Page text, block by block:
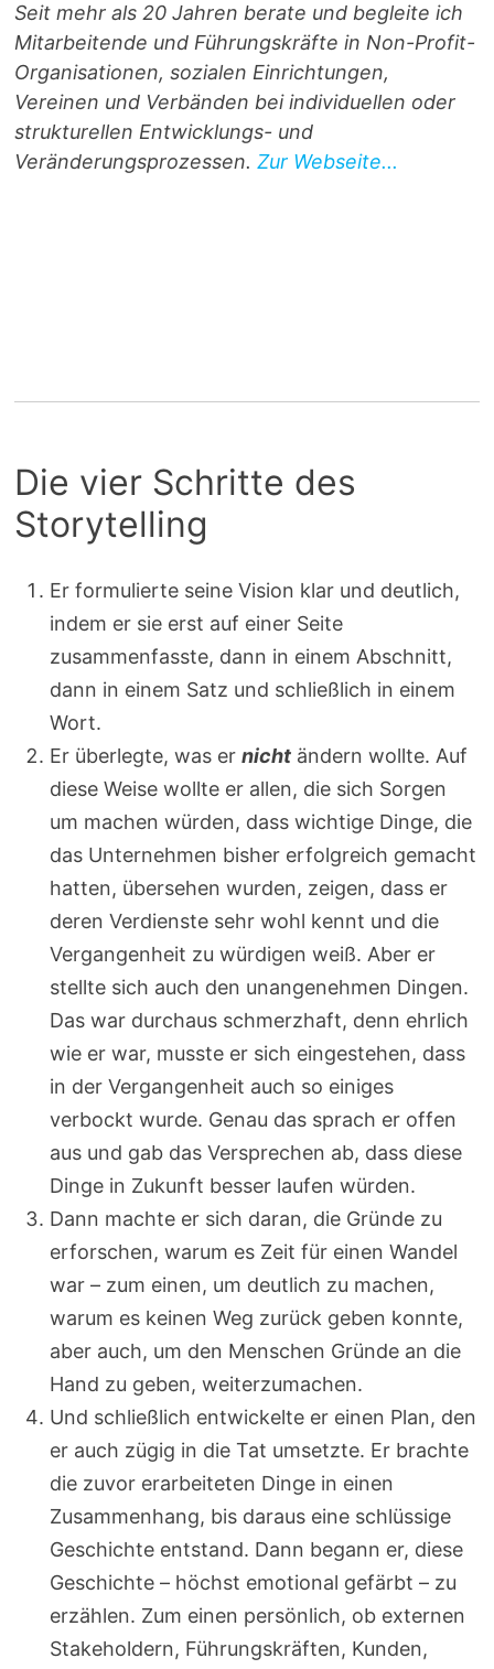
Seit mehr als 20 Jahren berate und begleite ich
Mitarbeitende und Führungskräfte in Non-Profit-
Organisationen, sozialen Einrichtungen,
Vereinen und Verbänden bei individuellen oder
strukturellen Entwicklungs- und
Veränderungsprozessen.Zur Webseite...
Die vier Schritte des
Storytelling
Er formulierte seine Vision klar und deutlich,
indem er sie erst auf einer Seite
zusammenfasste, dann in einem Abschnitt,
dann in einem Satz und schließlich in einem
Wort.
Er überlegte, was ernicht ändern wollte. Auf
diese Weise wollte er allen, die sich Sorgen
um machen würden, dass wichtige Dinge, die
das Unternehmen bisher erfolgreich gemacht
hatten, übersehen wurden, zeigen, dass er
deren Verdienste sehr wohl kennt und die
Vergangenheit zu würdigen weiß. Aber er
stellte sich auch den unangenehmen Dingen.
Das war durchaus schmerzhaft, denn ehrlich
wie er war, musste er sich eingestehen, dass
in der Vergangenheit auch so einiges
verbockt wurde. Genau das sprach er offen
aus und gab das Versprechen ab, dass diese
Dinge in Zukunft besser laufen würden.
Dann machte er sich daran, die Gründe zu
erforschen, warum es Zeit für einen Wandel
war – zum einen, um deutlich zu machen,
warum es keinen Weg zurück geben konnte,
aber auch, um den Menschen Gründe an die
Hand zu geben, weiterzumachen.
Und schließlich entwickelte er einen Plan, den
er auch zügig in die Tat umsetzte. Er brachte
die zuvor erarbeiteten Dinge in einen
Zusammenhang, bis daraus eine schlüssige
Geschichte entstand. Dann begann er, diese
Geschichte – höchst emotional gefärbt – zu
erzählen. Zum einen persönlich, ob externen
Stakeholdern, Führungskräften, Kunden,